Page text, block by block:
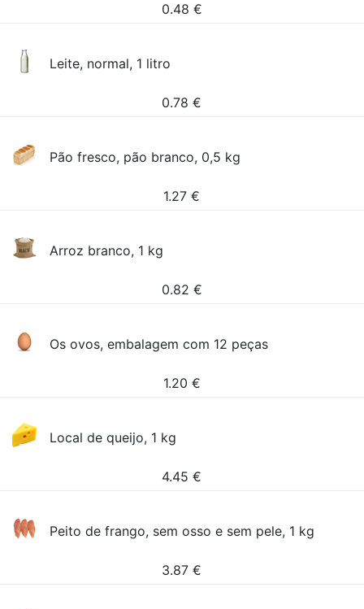
0.48 €
Leite, normal, 1 litro
0.78 €
Pão fresco, pão branco, 0,5 kg
1.27 €
Arroz branco, 1 kg
0.82 €
Os ovos, embalagem com 12 peças
1.20 €
Local de queijo, 1 kg
4.45 €
Peito de frango, sem osso e sem pele, 1 kg
3.87 €